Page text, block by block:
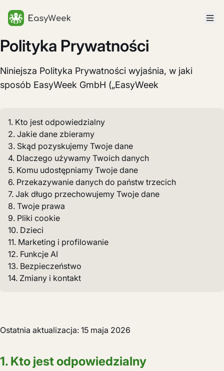
Polityka Prywatności
Niniejsza Polityka Prywatności wyjaśnia, w jaki
sposób EasyWeek GmbH („EasyWeek
1. Kto jest odpowiedzialny
2. Jakie dane zbieramy
3. Skąd pozyskujemy Twoje dane
4. Dlaczego używamy Twoich danych
5. Komu udostępniamy Twoje dane
6. Przekazywanie danych do państw trzecich
7. Jak długo przechowujemy Twoje dane
8. Twoje prawa
9. Pliki cookie
10. Dzieci
11. Marketing i profilowanie
12. Funkcje AI
13. Bezpieczeństwo
14. Zmiany i kontakt
Ostatnia aktualizacja: 15 maja 2026
1. Kto jest odpowiedzialny